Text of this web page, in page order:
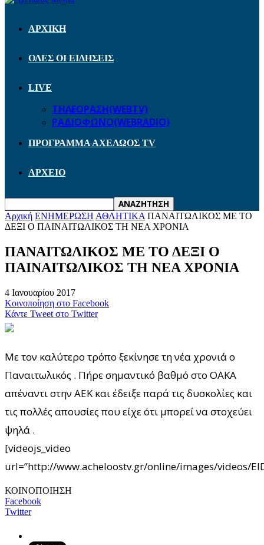
ΑΡΧΙΚΗ
ΟΛΕΣ ΟΙ ΕΙΔΗΣΕΙΣ
LIVE
ΤΗΛΕΟΡΑΣΗ(WEBTV)
ΡΑΔΙΟΦΩΝΟ(WEBRADIO)
ΠΡΟΓΡΑΜΜΑ ΑΧΕΛΩΟΣ TV
ΑΡΧΕΙΟ
Αρχική ΕΝΗΜΕΡΩΣΗ ΑΘΛΗΤΙΚΑ ΠΑΝΑΙΤΩΛΙΚΟΣ ΜΕ ΤΟ
ΔΕΞΙ Ο ΠΑΙΝΑΙΤΩΛΙΚΟΣ ΤΗ ΝΕΑ ΧΡΟΝΙΑ
ΠΑΝΑΙΤΩΛΙΚΟΣ ΜΕ ΤΟ ΔΕΞΙ Ο
ΠΑΙΝΑΙΤΩΛΙΚΟΣ ΤΗ ΝΕΑ ΧΡΟΝΙΑ
4 Ιανουαρίου 2017
Κοινοποίηση στο Facebook
Κάντε Tweet στο Twitter
Με τον καλύτερο τρόπο ξεκίνησε τη νέα χρονιά ο
Παναιτωλικός . Πήρε σημαντικό βαθμό στο ΟΑΚΑ
απέναντι στην ΑΕΚ και έδειξε παρά τις δυσκολίες και
τις πολλές απουσίες που είχε ότι μπορεί να στοχεύει
ψηλά .
[videojs_video
url=”http://www.acheloostv.gr/online/images/videos/
ΚΟΙΝΟΠΟΙΗΣΗ
Facebook
Twitter